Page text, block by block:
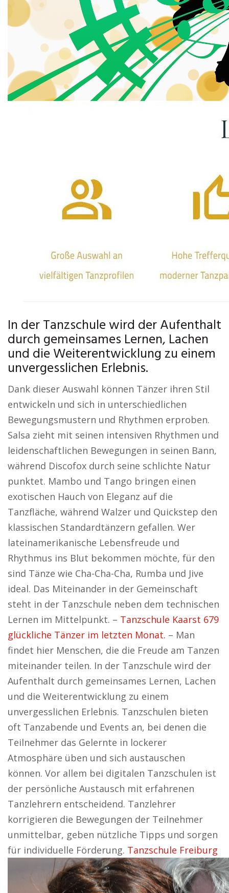
In der Tanzschule wird der Aufenthalt
durch gemeinsames Lernen, Lachen
und die Weiterentwicklung zu einem
unvergesslichen Erlebnis.
Dank dieser Auswahl können Tänzer ihren Stil
entwickeln und sich in unterschiedlichen
Bewegungsmustern und Rhythmen erproben.
Salsa zieht mit seinen intensiven Rhythmen und
leidenschaftlichen Bewegungen in seinen Bann,
während Discofox durch seine schlichte Natur
punktet. Mambo und Tango bringen einen
exotischen Hauch von Eleganz auf die
Tanzfläche, während Walzer und Quickstep den
klassischen Standardtänzern gefallen. Wer
lateinamerikanische Lebensfreude und
Rhythmus ins Blut bekommen möchte, für den
sind Tänze wie Cha-Cha-Cha, Rumba und Jive
ideal. Das Miteinander in der Gemeinschaft
steht in der Tanzschule neben dem technischen
Lernen im Mittelpunkt. – Tanzschule Kaarst 679
glückliche Tänzer im letzten Monat. – Man
findet hier Menschen, die die Freude am Tanzen
miteinander teilen. In der Tanzschule wird der
Aufenthalt durch gemeinsames Lernen, Lachen
und die Weiterentwicklung zu einem
unvergesslichen Erlebnis. Tanzschulen bieten
oft Tanzabende und Events an, bei denen die
Teilnehmer das Gelernte in lockerer
Atmosphäre üben und sich austauschen
können. Vor allem bei digitalen Tanzschulen ist
der persönliche Austausch mit erfahrenen
Tanzlehrern entscheidend. Tanzlehrer
korrigieren die Bewegungen der Teilnehmer
unmittelbar, geben nützliche Tipps und sorgen
für individuelle Förderung. Tanzschule Freiburg